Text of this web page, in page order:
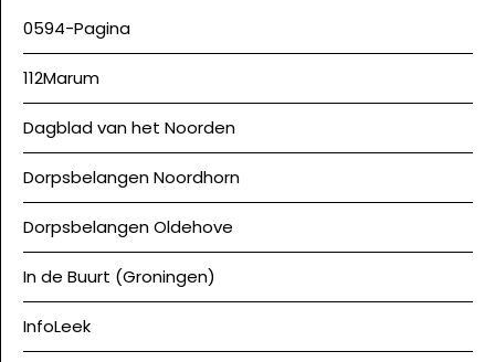
0594-Pagina
112Marum
Dagblad van het Noorden
Dorpsbelangen Noordhorn
Dorpsbelangen Oldehove
In de Buurt (Groningen)
InfoLeek